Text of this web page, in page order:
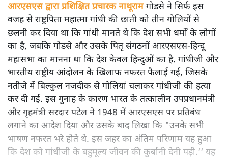
आरएसएस द्वारा प्रशिक्षित प्रचारक नाथूरामगोडसे ने सिर्फ इस
वजह से राष्ट्रपिता महात्मा गांधी की छाती को तीन गोलियों से
छलनी कर दिया था कि गांधी मानते थे कि देश सभी धर्मों के लोगों
का है, जबकि गोडसे और उसके पितृ संगठनों आरएसएस-हिन्दू
महासभा का मानना था कि देश केवल हिन्दुओं का है. गांधीजी और
भारतीय राष्ट्रीय आंदोलन के खिलाफ नफरत फैलाई गई, जिसके
नतीजे में बिल्कुल नजदीक से गोलियां चलाकर गांधीजी की हत्या
कर दी गई. इस गुनाह के कारण भारत के तत्कालीन उपप्रधानमंत्री
और गृहमंत्री सरदार पटेल ने 1948 में आरएसएस पर प्रतिबंध
लगाने का आदेश दिया और उसके बाद लिखा कि "उनके सभी
भाषण नफरत भरे होते थे. इस जहर का अंतिम परिणाम यह हुआ
कि देश को गांधीजी के बहुमूल्य जीवन की कुर्बानी देनी पड़ी.‘‘ यह